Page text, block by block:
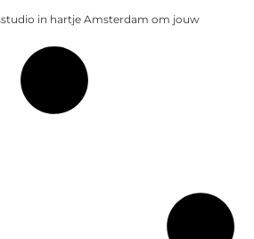
in hartje Amsterdam om jouw